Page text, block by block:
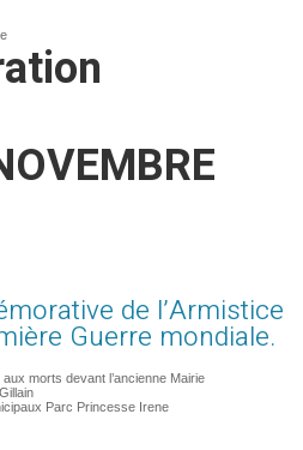
de l’Armistice
Guerre mondiale.
morts devant l’ancienne Mairie
Parc Princesse Irene